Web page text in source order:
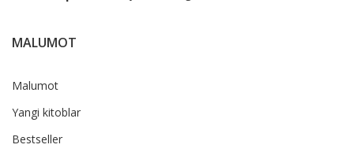
MALUMOT
Malumot
Yangi kitoblar
Bestseller